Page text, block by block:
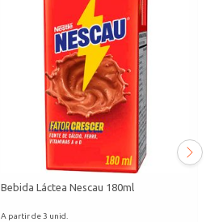
Bebida Láctea Nescau 180ml
A partir de 3 unid.